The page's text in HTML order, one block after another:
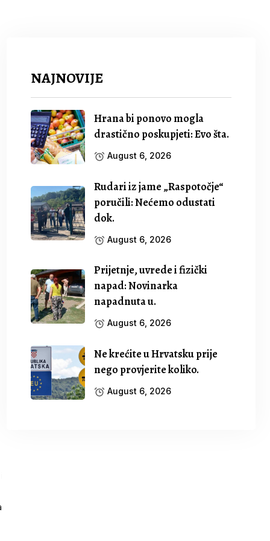
NAJNOVIJE
Hrana bi ponovo mogla
drastično poskupjeti: Evo šta.
August 6, 2026
Rudari iz jame „Raspotočje“
poručili: Nećemo odustati
dok.
August 6, 2026
Prijetnje, uvrede i fizički
napad: Novinarka
napadnuta u.
August 6, 2026
Ne krećite u Hrvatsku prije
nego provjerite koliko.
August 6, 2026